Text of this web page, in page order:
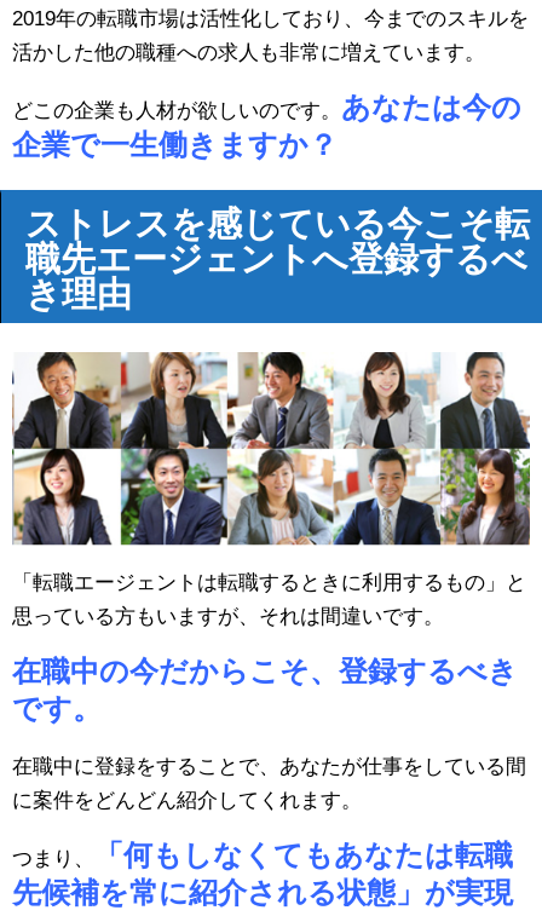
2019年の転職市場は活性化しており、今までのスキルを
活かした他の職種への求人も非常に増えています。
どこの企業も人材が欲しいのです。 あなたは今の
企業で一生働きますか？
ストレスを感じている今こそ転
職先エージェントへ登録するべ
き理由
「転職エージェントは転職するときに利用するもの」と
思っている方もいますが、それは間違いです。
在職中の今だからこそ、登録するべき
です。
在職中に登録をすることで、あなたが仕事をしている間
に案件をどんどん紹介してくれます。
つまり、
「何もしなくてもあなたは転職
先候補を常に紹介される状態」が実現